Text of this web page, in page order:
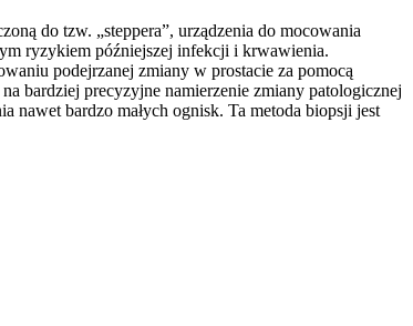
do tzw. „steppera”, urządzenia do mocowania
ryzykiem późniejszej infekcji i krwawienia.
podejrzanej zmiany w prostacie za pomocą
bardziej precyzyjne namierzenie zmiany patologicznej
bardzo małych ognisk. Ta metoda biopsji jest